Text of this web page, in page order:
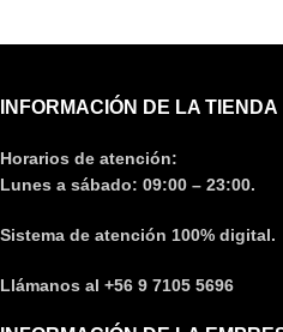
INFORMACIÓN DE LA TIENDA
Horarios de atención:
Lunes a sábado: 09:00 – 23:00.
Sistema de atención 100% digital.
Llámanos al +56 9 7105 5696